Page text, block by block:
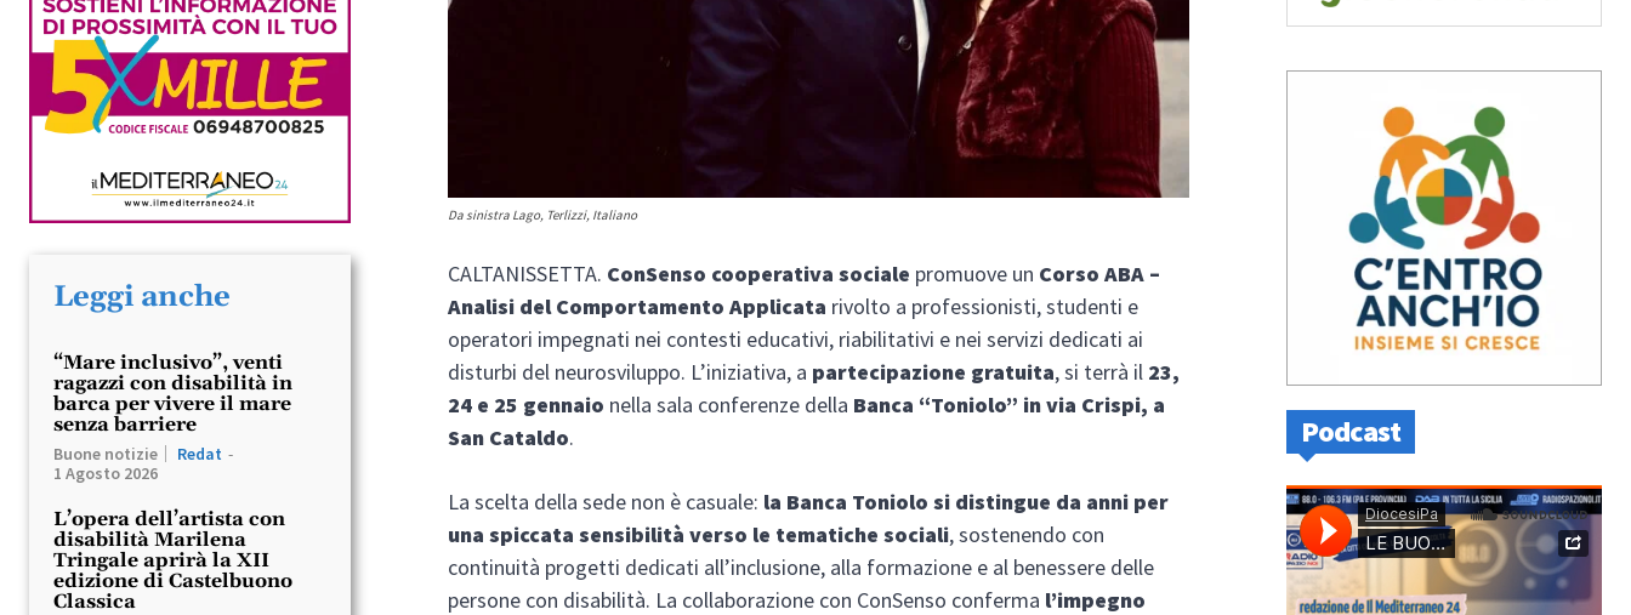
Leggi anche
“Mare inclusivo”, venti
ragazzi con disabilità in
barca per vivere il mare
senza barriere
Buone notizie Redat -
1 Agosto 2026
L’opera dell’artista con
disabilità Marilena
Tringale aprirà la XII
edizione di Castelbuono
Classica
Da sinistra Lago, Terlizzi, Italiano
CALTANISSETTA. ConSenso cooperativa sociale promuove un Corso ABA –
Analisi del Comportamento Applicata rivolto a professionisti, studenti e
operatori impegnati nei contesti educativi, riabilitativi e nei servizi dedicati ai
disturbi del neurosviluppo. L’iniziativa, a partecipazione gratuita, si terrà il 23,
24 e 25 gennaio nella sala conferenze della Banca “Toniolo” in via Crispi, a
San Cataldo.
La scelta della sede non è casuale: la Banca Toniolo si distingue da anni per
una spiccata sensibilità verso le tematiche sociali, sostenendo con
continuità progetti dedicati all’inclusione, alla formazione e al benessere delle
persone con disabilità. La collaborazione con ConSenso conferma l’impegno
Podcast